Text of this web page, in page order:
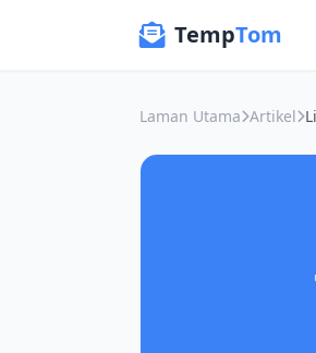
TempTom
Laman Utama Artikel